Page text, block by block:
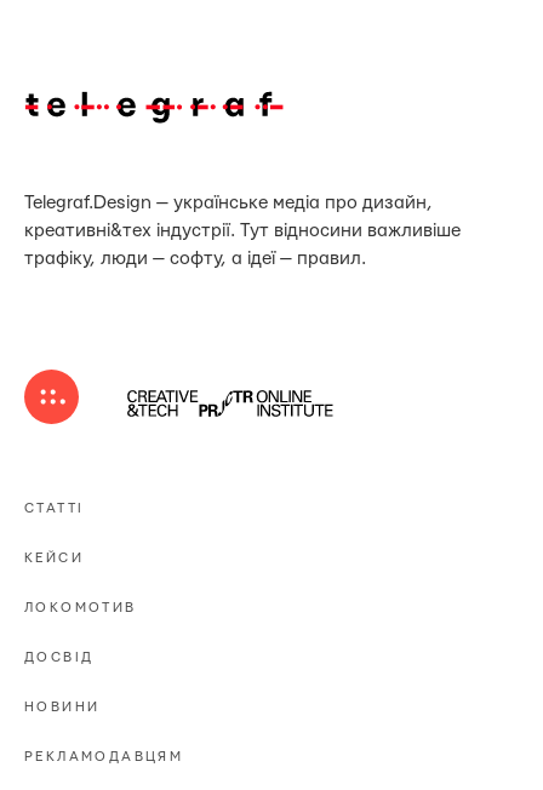
Telegraf.Design — українське медіа про дизайн,
креативні&тех індустрії. Тут відносини важливіше
трафіку, люди — софту, а ідеї — правил.
СТАТТІ
КЕЙСИ
ЛОКОМОТИВ
ДОСВІД
НОВИНИ
РЕКЛАМОДАВЦЯМ